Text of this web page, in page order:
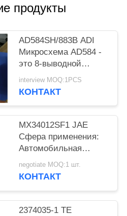
продукты
AD584SH/883B ADI
Микросхема AD584 -
это 8-выводной
прецизионный
источник опорного
программирования
выводов.
interview MOQ:1PCS
КОНТАКТ
MX34012SF1 JAE
Сфера применения:
Автомобильная
женская розетка
negotiate MOQ:1 шт.
КОНТАКТ
2374035-1 TE